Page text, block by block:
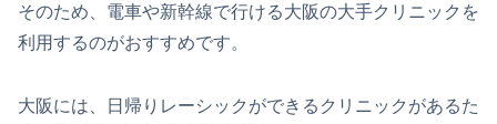
そのため、電車や新幹線で行ける大阪の大手クリニックを
利用するのがおすすめです。
大阪には、日帰りレーシックができるクリニックがあるた